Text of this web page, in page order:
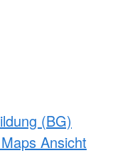
(BG)
Ansicht